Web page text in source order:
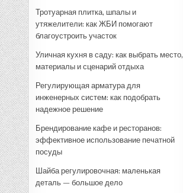
Тротуарная плитка, шпалы и
утяжелители: как ЖБИ помогают
благоустроить участок
Уличная кухня в саду: как выбрать место,
материалы и сценарий отдыха
Регулирующая арматура для
инженерных систем: как подобрать
надежное решение
Брендирование кафе и ресторанов:
эффективное использование печатной
посуды
Шайба регулировочная: маленькая
деталь — большое дело